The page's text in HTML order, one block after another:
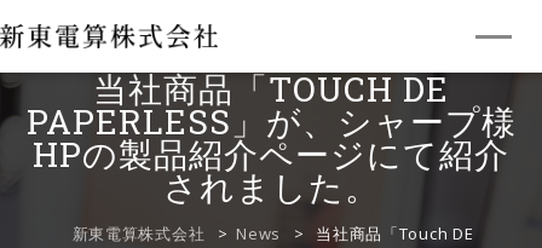
企業情報 MESSAGE
強み STRENGTHS
開発事例 CASE
当社商品「TOUCH DE
PAPERLESS」が、シャープ様
HPの製品紹介ページにて紹介
されました。
新東電算株式会社 > News >
当社商品「Touch DE